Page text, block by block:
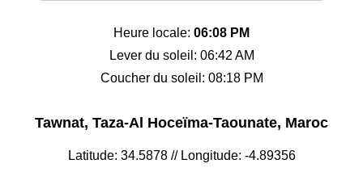
Heure locale: 06:08 PM
Lever du soleil: 06:42 AM
Coucher du soleil: 08:18 PM
Tawnat, Taza-Al Hoceïma-Taounate, Maroc
Latitude: 34.5878 // Longitude: -4.89356